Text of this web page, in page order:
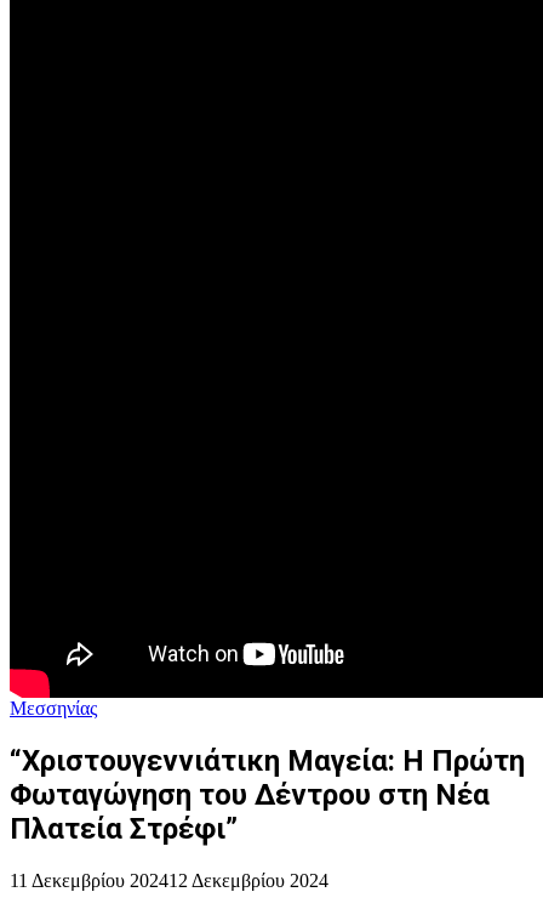
Μεσσηνίας
“Χριστουγεννιάτικη Μαγεία: Η Πρώτη
Φωταγώγηση του Δέντρου στη Νέα
Πλατεία Στρέφι”
11 Δεκεμβρίου 202412 Δεκεμβρίου 2024